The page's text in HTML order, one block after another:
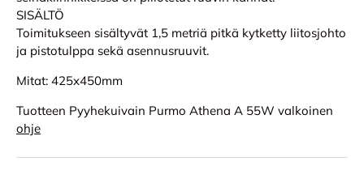
SISÄLTÖ
Toimitukseen sisältyvät 1,5 metriä pitkä kytketty liitosjohto
ja pistotulppa sekä asennusruuvit.
Mitat: 425x450mm
Tuotteen Pyyhekuivain Purmo Athena A 55W valkoinen
ohje